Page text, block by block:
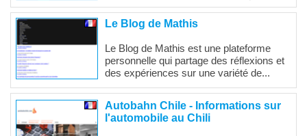
Le Blog de Mathis
Le Blog de Mathis est une plateforme
personnelle qui partage des réflexions et
des expériences sur une variété de...
Autobahn Chile - Informations sur
l'automobile au Chili